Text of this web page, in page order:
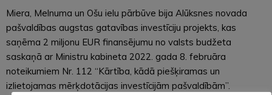
Miera, Melnuma un Ošu ielu pārbūve bija Alūksnes novada
pašvaldības augstas gatavības investīciju projekts, kas
saņēma 2 miljonu EUR finansējumu no valsts budžeta
saskaņā ar Ministru kabineta 2022. gada 8. februāra
noteikumiem Nr. 112 “Kārtība, kādā piešķiramas un
izlietojamas mērķdotācijas investīcijām pašvaldībām”.